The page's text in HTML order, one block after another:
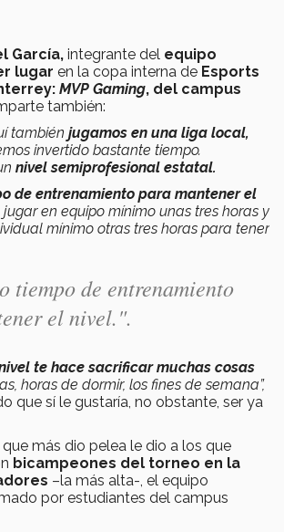
García, integrante del equipo
lugar en la copa interna de Esports
MVP Gaming, del campus
también:
también jugamos en una liga local,
invertido bastante tiempo.
nivel semiprofesional estatal.
de entrenamiento para mantener el
jugar en equipo mínimo unas tres horas y
mínimo otras tres horas para tener
tiempo de entrenamiento
el nivel.".
te hace sacrificar muchas cosas
horas de dormir, los fines de semana”,
que sí le gustaría, no obstante, ser ya
más dio pelea le dio a los que
bicampeones del torneo en la
–la más alta-, el equipo
por estudiantes del campus